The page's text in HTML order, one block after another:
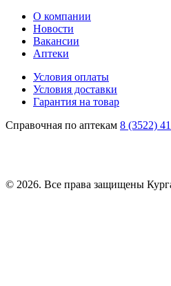
О компании
Новости
Вакансии
Аптеки
Условия оплаты
Условия доставки
Гарантия на товар
Справочная по аптекам 8 (3522)
© 2026. Все права защищены